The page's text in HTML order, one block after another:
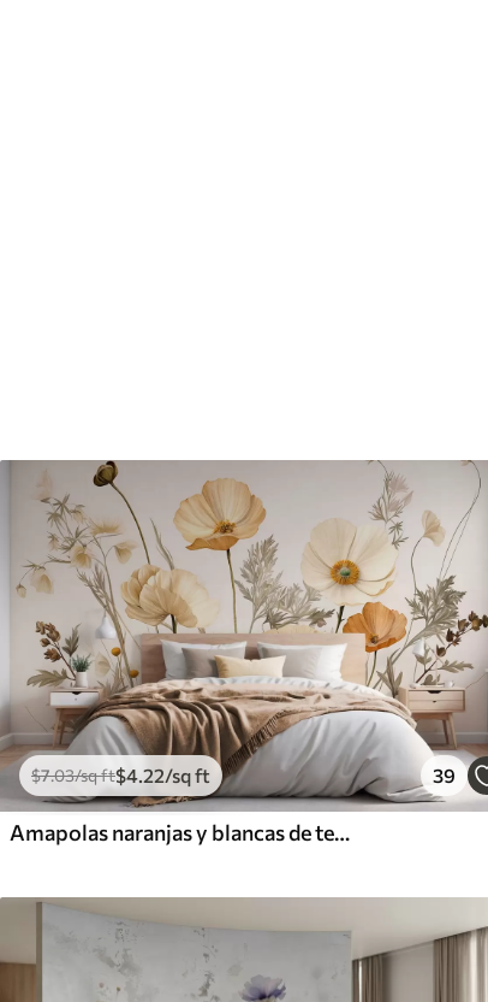
$7.03/sq ft$4 .22/sq ft 39
Amapolas naranjas y blancas de textura vintage con tallos y hojas finas, fondo beige claro, estilo acuarela